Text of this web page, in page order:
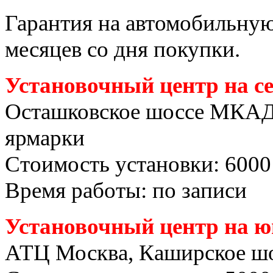
Гарантия на
месяцев со дня покупки.
Установочный центр на
Осташковское шоссе
ярмарки
Стоимость установки:
Время работы: по записи
Установочный центр на
АТЦ Москва, Каширское